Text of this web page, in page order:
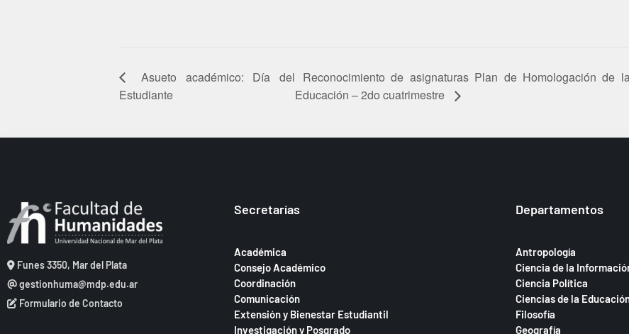
Asueto académico: Día del
Estudiante
Reconocimiento de asignaturas Plan de Homologación
Educación – 2do cuatrimestre
Funes 3350, Mar del Plata
gestionhuma@mdp.edu.ar
Formulario de Contacto
Secretarías
Académica
Consejo Académico
Coordinación
Comunicación
Extensión y Bienestar Estudiantil
Investigación y Posgrado
Departamentos
Antropología
Ciencia de la
Ciencia Política
Ciencias de la
Filosofía
Geografía